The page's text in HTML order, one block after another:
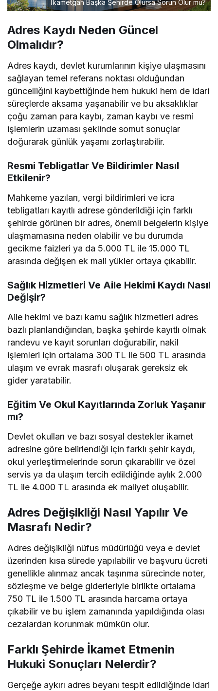
İkametgah Başka Şehirde Olursa Sorun Olur mu?
Adres Kaydı Neden Güncel
Olmalıdır?
Adres kaydı, devlet kurumlarının kişiye ulaşmasını
sağlayan temel referans noktası olduğundan
güncelliğini kaybettiğinde hem hukuki hem de idari
süreçlerde aksama yaşanabilir ve bu aksaklıklar
çoğu zaman para kaybı, zaman kaybı ve resmi
işlemlerin uzaması şeklinde somut sonuçlar
doğurarak günlük yaşamı zorlaştırabilir.
Resmi Tebligatlar Ve Bildirimler Nasıl
Etkilenir?
Mahkeme yazıları, vergi bildirimleri ve icra
tebligatları kayıtlı adrese gönderildiği için farklı
şehirde görünen bir adres, önemli belgelerin kişiye
ulaşmamasına neden olabilir ve bu durumda
gecikme faizleri ya da 5.000 TL ile 15.000 TL
arasında değişen ek mali yükler ortaya çıkabilir.
Sağlık Hizmetleri Ve Aile Hekimi Kaydı Nasıl
Değişir?
Aile hekimi ve bazı kamu sağlık hizmetleri adres
bazlı planlandığından, başka şehirde kayıtlı olmak
randevu ve kayıt sorunları doğurabilir, nakil
işlemleri için ortalama 300 TL ile 500 TL arasında
ulaşım ve evrak masrafı oluşarak gereksiz ek
gider yaratabilir.
Eğitim Ve Okul Kayıtlarında Zorluk Yaşanır
mı?
Devlet okulları ve bazı sosyal destekler ikamet
adresine göre belirlendiği için farklı şehir kaydı,
okul yerleştirmelerinde sorun çıkarabilir ve özel
servis ya da ulaşım tercih edildiğinde aylık 2.000
TL ile 4.000 TL arasında ek maliyet oluşabilir.
Adres Değişikliği Nasıl Yapılır Ve
Masrafı Nedir?
Adres değişikliği nüfus müdürlüğü veya e devlet
üzerinden kısa sürede yapılabilir ve başvuru ücreti
genellikle alınmaz ancak taşınma sürecinde noter,
sözleşme ve belge giderleriyle birlikte ortalama
750 TL ile 1.500 TL arasında harcama ortaya
çıkabilir ve bu işlem zamanında yapıldığında olası
cezalardan korunmak mümkün olur.
Farklı Şehirde İkamet Etmenin
Hukuki Sonuçları Nelerdir?
Gerçeğe aykırı adres beyanı tespit edildiğinde idari